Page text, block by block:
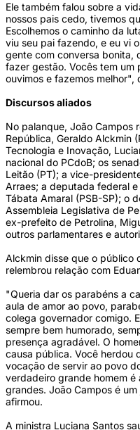
Ele também falou sobre a
nossos pais cedo, tivemos
Escolhemos o caminho da
viu seu pai fazendo, e eu vi
gente com conversa bonita,
fazer gestão. Vocês tem um
ouvimos e fazemos melhor",
Discursos aliados
No palanque, João Campos
República, Geraldo Alckmin
Tecnologia e Inovação,
nacional do PCdoB; os
Leitão (PT); a vice-
Arraes; a deputada federal
Tábata Amaral (PSB-SP); o
Assembleia Legislativa de
ex-prefeito de Petrolina,
outros parlamentares e
Alckmin disse que o público
relembrou relação com
"Queria dar os parabéns a
aula de amor ao povo,
colega governador comigo.
sempre bem humorado,
presença agradável. O
causa pública. Você herdou
vocação de servir ao povo
verdadeiro grande homem é
grandes. João Campos é
afirmou.
A ministra Luciana Santos